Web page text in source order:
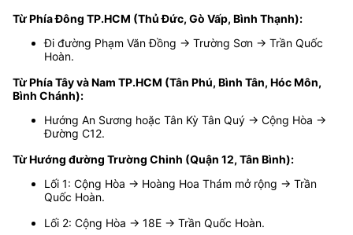
Từ Phía Đông TP.HCM (Thủ Đức, Gò Vấp, Bình Thạnh):
Đi đường Phạm Văn Đồng → Trường Sơn → Trần Quốc
Hoàn.
Từ Phía Tây và Nam TP.HCM (Tân Phú, Bình Tân, Hóc Môn,
Bình Chánh):
Hướng An Sương hoặc Tân Kỳ Tân Quý → Cộng Hòa →
Đường C12.
Từ Hướng đường Trường Chinh (Quận 12, Tân Bình):
Lối 1: Cộng Hòa → Hoàng Hoa Thám mở rộng → Trần
Quốc Hoàn.
Lối 2: Cộng Hòa → 18E → Trần Quốc Hoàn.